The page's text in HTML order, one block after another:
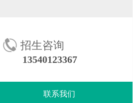
招生咨询
13540123367
联系我们